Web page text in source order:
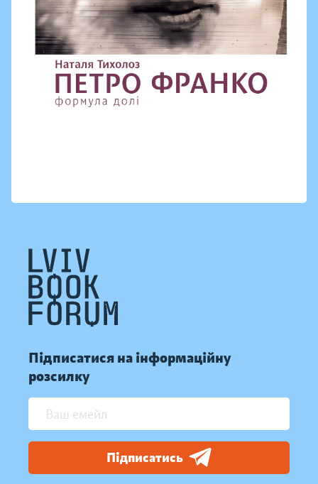
Підписатися на інформаційну
розсилку
Підписатись